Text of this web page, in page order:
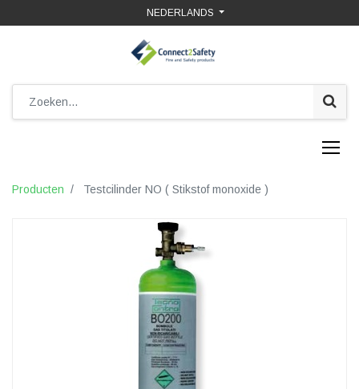
NEDERLANDS
Producten Testcilinder NO ( Stikstof monoxide )